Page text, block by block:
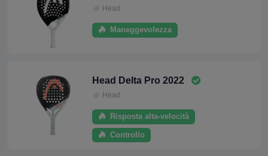
Head
Maneggevolezza
Head Delta Pro 2022
Head
Risposta alta-velocità
Controllo